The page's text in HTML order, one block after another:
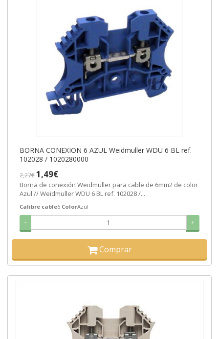
BORNA CONEXION 6 AZUL Weidmuller WDU 6 BL ref.
102028 / 1020280000
2,27€1,49€
Borna de conexión Weidmuller para cable de 6mm2 de color
Azul // Weidmuller WDU 6 BL ref. 102028 /...
Calibre cable6 ColorAzul
- +
Comprar